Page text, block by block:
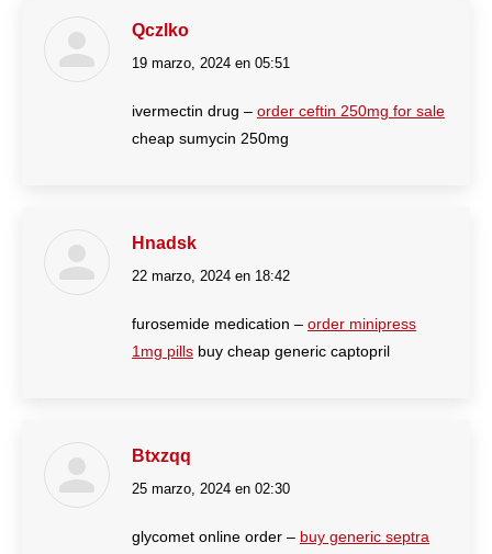
Qczlko
dice:
19 marzo, 2024 en 05:51
ivermectin drug – order ceftin 250mg for sale
cheap sumycin 250mg
Hnadsk
dice:
22 marzo, 2024 en 18:42
furosemide medication – order minipress
1mg pills buy cheap generic captopril
Btxzqq
dice:
25 marzo, 2024 en 02:30
glycomet online order – buy generic septra